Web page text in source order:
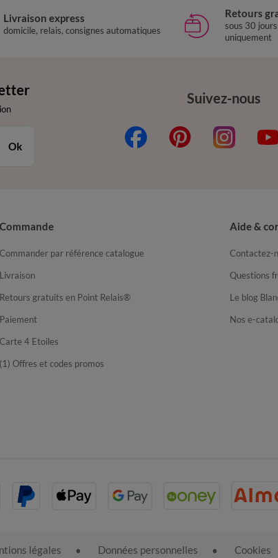
Livraison express
domicile, relais, consignes automatiques
Retours
sous 30
uniquement
Ok
Suivez-nous
Commande
Commander par référence catalogue
Livraison
Retours gratuits en Point Relais®
Paiement
Carte 4 Etoiles
(1) Offres et codes promos
Aide &
Contactez-
Questions
Le blog
Nos e-
légales Données personnelles Cookies